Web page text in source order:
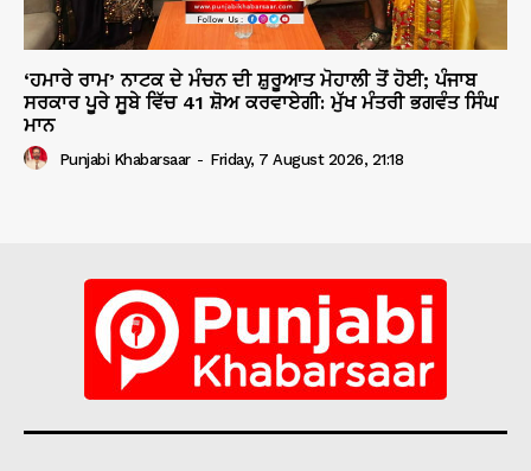
‘ਹਮਾਰੇ ਰਾਮ’ ਨਾਟਕ ਦੇ ਮੰਚਨ ਦੀ ਸ਼ੁਰੂਆਤ ਮੋਹਾਲੀ ਤੋਂ ਹੋਈ; ਪੰਜਾਬ
ਸਰਕਾਰ ਪੂਰੇ ਸੂਬੇ ਵਿੱਚ 41 ਸ਼ੋਅ ਕਰਵਾਏਗੀ: ਮੁੱਖ ਮੰਤਰੀ ਭਗਵੰਤ ਸਿੰਘ
ਮਾਨ
Punjabi Khabarsaar - Friday, 7 August 2026, 21:18